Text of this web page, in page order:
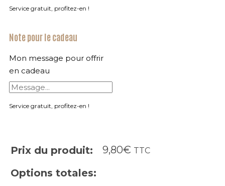
Service gratuit, profitez-en !
Note pour le cadeau
Mon message pour offrir
en cadeau
Service gratuit, profitez-en !
Prix du produit: 9,80€ TTC
Options totales: